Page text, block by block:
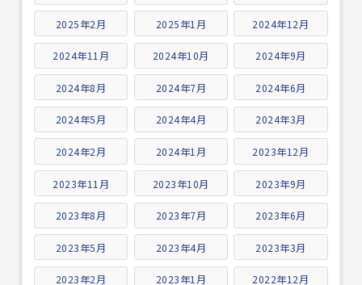
2025年2月 2025年1月 2024年12月
2024年11月 2024年10月 2024年9月
2024年8月 2024年7月 2024年6月
2024年5月 2024年4月 2024年3月
2024年2月 2024年1月 2023年12月
2023年11月 2023年10月 2023年9月
2023年8月 2023年7月 2023年6月
2023年5月 2023年4月 2023年3月
2023年2月 2023年1月 2022年12月